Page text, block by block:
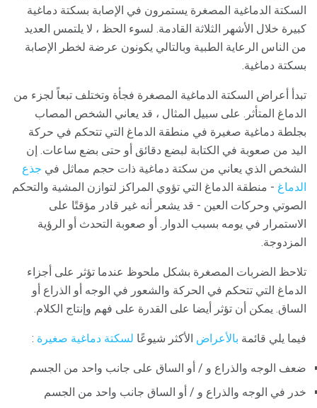
السكتة الدماغية المصغرة يستمرون في الإصابة بسكتة دماغية
كبيرة خلال الأشهر الثلاثة القادمة. لسوء الحظ ، لا يلتمس العديد
من الناس الرعاية الطبية وبالتالي يكونون عرضة لخطر الإصابة
بسكتة دماغية.
تبدأ أعراض السكتة الدماغية المصغرة فجأة وتختلف تبعاً لجزء من
الدماغ المتأثر. على سبيل المثال ، قد يعاني الشخص المصاب
بجلطة دماغية صغيرة في منطقة الدماغ التي تتحكم في حركة
اليد من صعوبة في الكتابة لبضع دقائق أو حتى بضع ساعات. إن
الشخص الذي يعاني من سكتة دماغية ذات حجم مماثل في جذع
الدماغ - منطقة الدماغ التي تؤوي المراكز لتوازن المشية والتحكم
الصوتي وحركات العين - قد يشعر أنه غير قادر مؤقتًا على
الاستمرار في يومه بسبب الدوار. أو صعوبة التحدث أو الرؤية
المزدوجة.
تلاحظ الضربات المصغرة بشكل ملحوظ عندما تؤثر على أجزاء
الدماغ التي تتحكم في الحركة والشعور في الوجه أو الذراع أو
الساق. يمكن أن تؤثر أيضا على القدرة على فهم وإنتاج الكلام.
فيما يلي قائمة بالأعراض الأكثر شيوعًا لسكتة دماغية صغيرة :
ضعف الوجه والذراع و / أو الساق على جانب واحد من الجسم
خدر في الوجه والذراع و / أو الساق جانب واحد من الجسم